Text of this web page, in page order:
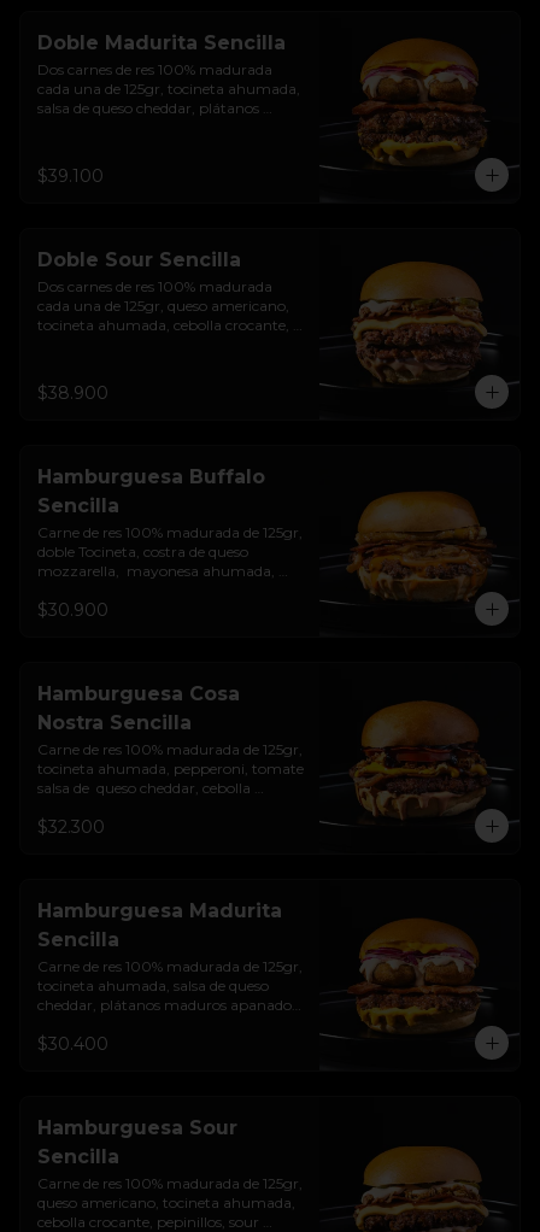
Doble Madurita Sencilla
Dos carnes de res 100% madurada
cada una de 125gr, tocineta ahumada,
salsa de queso cheddar, plátanos
cream de sriracha levemente picante y
pan brioche sellado
$39.100
Doble Sour Sencilla
Dos carnes de res 100% madurada
cada una de 125gr, queso americano,
tocineta ahumada, cebolla crocante,
sellado.
$38.900
Hamburguesa Buffalo
Sencilla
Carne de res 100% madurada de 125gr,
doble Tocineta, costra de queso
mozzarella,  mayonesa ahumada,
levemente picante y pan brioche
$30.900
Hamburguesa Cosa
Nostra Sencilla
Carne de res 100% madurada de 125gr,
tocineta ahumada, pepperoni, tomate
salsa de  queso cheddar, cebolla
salsa rosada de pepinillos y pan
$32.300
Hamburguesa Madurita
Sencilla
Carne de res 100% madurada de 125gr,
tocineta ahumada, salsa de queso
cheddar, plátanos maduros apanados
morada, sour cream de sriracha
$30.400
Hamburguesa Sour
Sencilla
Carne de res 100% madurada de 125gr,
queso americano, tocineta ahumada,
cebolla crocante, pepinillos, sour